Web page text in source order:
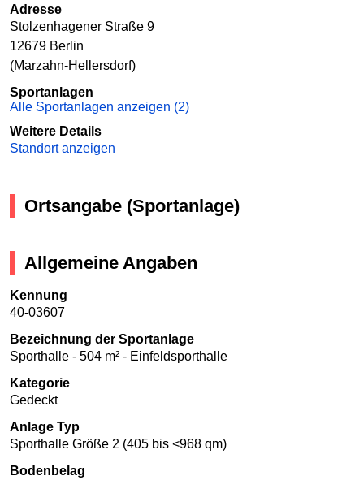
Adresse
Stolzenhagener Straße 9
12679 Berlin
(Marzahn-Hellersdorf)
Sportanlagen
Alle Sportanlagen anzeigen (2)
Weitere Details
Standort anzeigen
Ortsangabe (Sportanlage)
Allgemeine Angaben
Kennung
40-03607
Bezeichnung der Sportanlage
Sporthalle - 504 m² - Einfeldsporthalle
Kategorie
Gedeckt
Anlage Typ
Sporthalle Größe 2 (405 bis <968 qm)
Bodenbelag